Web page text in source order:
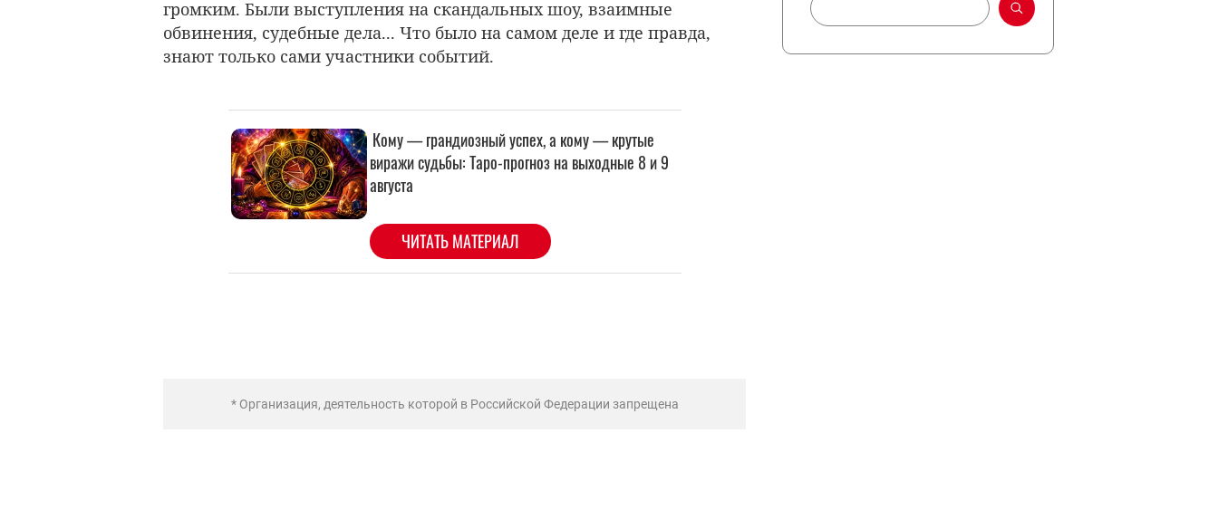
громким. Были выступления на скандальных шоу, взаимные
обвинения, судебные дела... Что было на самом деле и где правда,
знают только сами участники событий.
* Организация, деятельность которой в Российской Федерации запрещена